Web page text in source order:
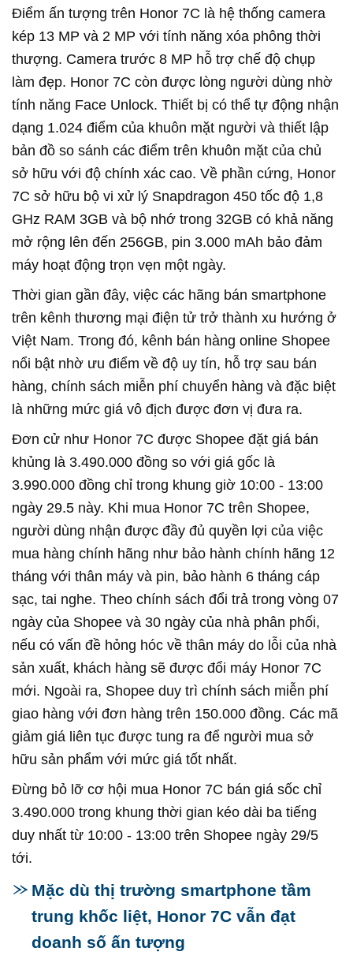
Điểm ấn tượng trên Honor 7C là hệ thống camera
kép 13 MP và 2 MP với tính năng xóa phông thời
thượng. Camera trước 8 MP hỗ trợ chế độ chụp
làm đẹp. Honor 7C còn được lòng người dùng nhờ
tính năng Face Unlock. Thiết bị có thể tự động nhận
dạng 1.024 điểm của khuôn mặt người và thiết lập
bản đồ so sánh các điểm trên khuôn mặt của chủ
sở hữu với độ chính xác cao. Về phần cứng, Honor
7C sở hữu bộ vi xử lý Snapdragon 450 tốc độ 1,8
GHz RAM 3GB và bộ nhớ trong 32GB có khả năng
mở rộng lên đến 256GB, pin 3.000 mAh bảo đảm
máy hoạt động trọn vẹn một ngày.
Thời gian gần đây, việc các hãng bán smartphone
trên kênh thương mại điện tử trở thành xu hướng ở
Việt Nam. Trong đó, kênh bán hàng online Shopee
nổi bật nhờ ưu điểm về độ uy tín, hỗ trợ sau bán
hàng, chính sách miễn phí chuyển hàng và đặc biệt
là những mức giá vô địch được đơn vị đưa ra.
Đơn cử như Honor 7C được Shopee đặt giá bán
khủng là 3.490.000 đồng so với giá gốc là
3.990.000 đồng chỉ trong khung giờ 10:00 - 13:00
ngày 29.5 này. Khi mua Honor 7C trên Shopee,
người dùng nhận được đầy đủ quyền lợi của việc
mua hàng chính hãng như bảo hành chính hãng 12
tháng với thân máy và pin, bảo hành 6 tháng cáp
sạc, tai nghe. Theo chính sách đổi trả trong vòng 07
ngày của Shopee và 30 ngày của nhà phân phối,
nếu có vấn đề hỏng hóc về thân máy do lỗi của nhà
sản xuất, khách hàng sẽ được đổi máy Honor 7C
mới. Ngoài ra, Shopee duy trì chính sách miễn phí
giao hàng với đơn hàng trên 150.000 đồng. Các mã
giảm giá liên tục được tung ra để người mua sở
hữu sản phẩm với mức giá tốt nhất.
Đừng bỏ lỡ cơ hội mua Honor 7C bán giá sốc chỉ
3.490.000 trong khung thời gian kéo dài ba tiếng
duy nhất từ 10:00 - 13:00 trên Shopee ngày 29/5
tới.
Mặc dù thị trường smartphone tầm
trung khốc liệt, Honor 7C vẫn đạt
doanh số ấn tượng